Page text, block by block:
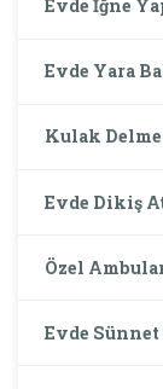
Evde İğne
Evde Yara
Kulak
Evde Dikiş
Özel
Evde